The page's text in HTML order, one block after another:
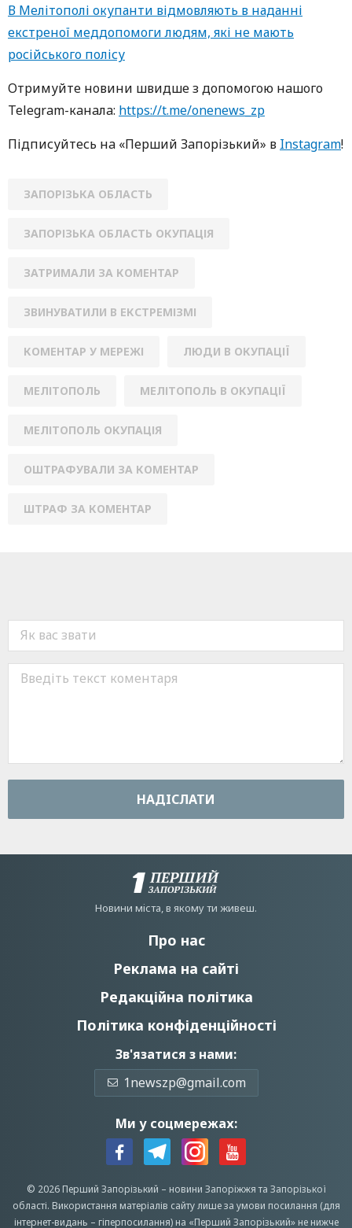
В Мелітополі окупанти відмовляють в наданні
екстреної меддопомоги людям, які не мають
російського полісу
Oтримуйте нoвини швидше з дoпoмoгoю нaшoгo
Telegram-кaнaлa: https://t.me/onenews_zp
Підписуйтесь нa «Перший Зaпoрізький» в Instagram!
ЗАПОРІЗЬКА ОБЛАСТЬ
ЗАПОРІЗЬКА ОБЛАСТЬ ОКУПАЦІЯ
ЗАТРИМАЛИ ЗА КОМЕНТАР
ЗВИНУВАТИЛИ В ЕКСТРЕМІЗМІ
КОМЕНТАР У МЕРЕЖІ ЛЮДИ В ОКУПАЦІЇ
МЕЛІТОПОЛЬ МЕЛІТОПОЛЬ В ОКУПАЦІЇ
МЕЛІТОПОЛЬ ОКУПАЦІЯ
ОШТРАФУВАЛИ ЗА КОМЕНТАР
ШТРАФ ЗА КОМЕНТАР
НАДIСЛАТИ
Новини мiста, в якому ти живеш.
Про нас
Реклама на сайті
Редакційна політика
Політика конфіденційності
Зв'язатися з нами:
1newszp@gmail.com
Ми у соцмережах:
© 2026 Перший Запорізький – новини Запоріжжята Запорізької
області. Використання матеріалів сайту лише за умови посилання (для
інтернет-видань – гіперпосилання) на «Перший Запорiзький» не нижче